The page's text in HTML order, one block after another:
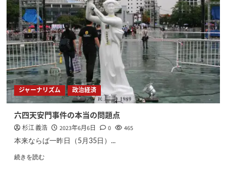
ジャーナリズム 政治経済
六四天安門事件の本当の問題点
杉江 義浩 2023年6月6日 0 465
本来ならば一昨日（5月35日）...
続きを読む